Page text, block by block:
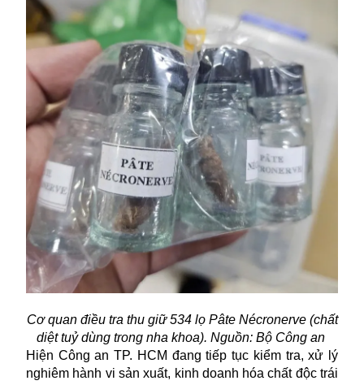
Cơ quan điều tra thu giữ 534 lọ Pâte Nécronerve (chất
diệt tuỷ dùng trong nha khoa). Nguồn:Bộ Công an
Hiện Công an TP. HCM đang tiếp tục kiểm tra, xử lý
nghiêm hành vi sản xuất, kinh doanh hóa chất độc trái